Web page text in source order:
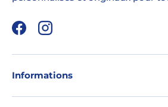
FacebookInstagram
Informations